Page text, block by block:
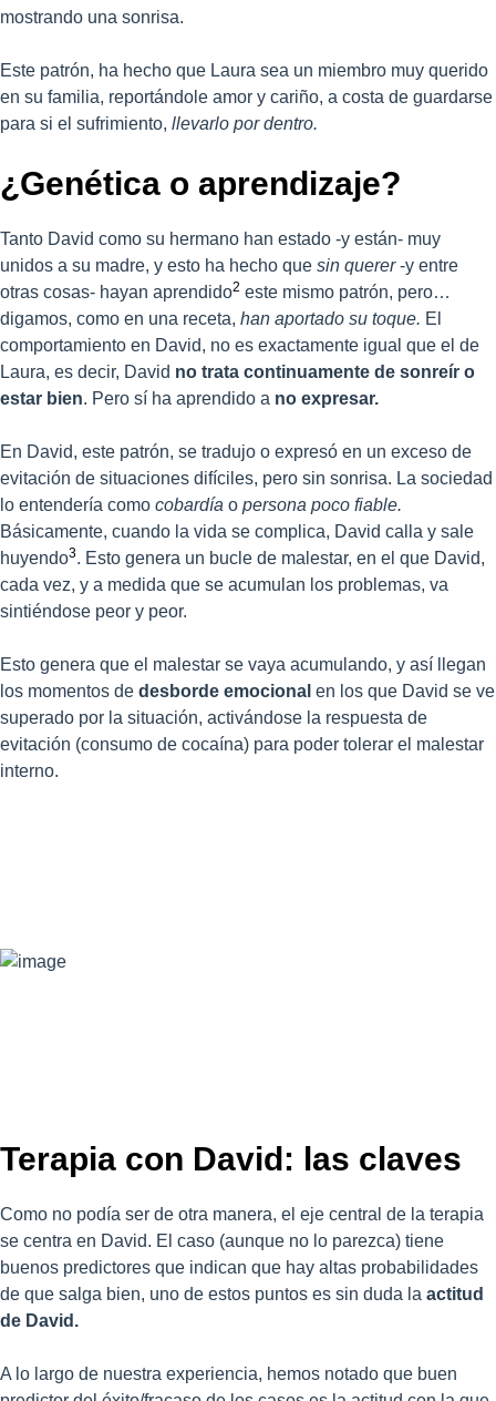
mostrando una sonrisa.
Este patrón, ha hecho que Laura sea un miembro muy querido
en su familia, reportándole amor y cariño, a costa de guardarse
para si el sufrimiento, llevarlo por dentro.
¿Genética o aprendizaje?
Tanto David como su hermano han estado -y están- muy
unidos a su madre, y esto ha hecho que sin querer-y entre
otras cosas- hayan aprendido2 este mismo patrón, pero…
digamos, como en una receta, han aportado su toque. El
comportamiento en David, no es exactamente igual que el de
Laura, es decir, David no trata continuamente de sonreír o
estar bien. Pero sí ha aprendido a no expresar.
En David, este patrón, se tradujo o expresó en un exceso de
evitación de situaciones difíciles, pero sin sonrisa. La sociedad
lo entendería como cobardía o persona poco fiable.
Básicamente, cuando la vida se complica, David calla y sale
huyendo3. Esto genera un bucle de malestar, en el que David,
cada vez, y a medida que se acumulan los problemas, va
sintiéndose peor y peor.
Esto genera que el malestar se vaya acumulando, y así llegan
los momentos de desborde emocional en los que David se ve
superado por la situación, activándose la respuesta de
evitación (consumo de cocaína) para poder tolerar el malestar
interno.
Terapia con David: las claves
Como no podía ser de otra manera, el eje central de la terapia
se centra en David. El caso (aunque no lo parezca) tiene
buenos predictores que indican que hay altas probabilidades
de que salga bien, uno de estos puntos es sin duda la actitud
de David.
A lo largo de nuestra experiencia, hemos notado que buen